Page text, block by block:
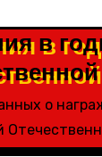
в
о